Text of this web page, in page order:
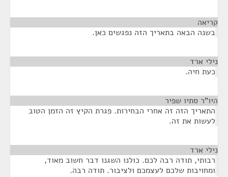
קריאה
בשנה הבאה בתאריך הזה נפגשים כאן.
נילי ארד
כעת חיה.
היו"ר סתיו שפיר
התאריך הזה זה אחרי הבחירות. פגרת הקיץ זה הזמן הטוב
לעשות את זה.
נילי ארד
רבותי, תודה רבה לכם. כולנו השגנו דבר חשוב מאוד,
ומחויבות שלכם לעצמכם ולציבור. תודה רבה.